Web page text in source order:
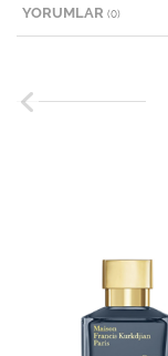
YORUMLAR (0)